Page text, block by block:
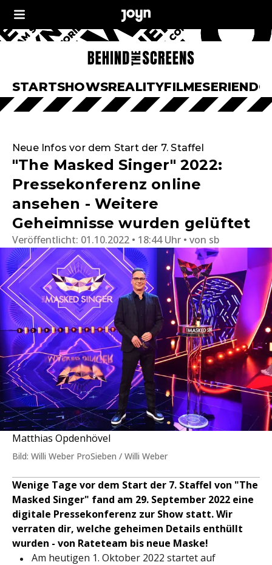
STARTSHOWSREALITYFILMESERIEN
Neue Infos vor dem Start der 7. Staffel
"The Masked Singer" 2022:
Pressekonferenz online
ansehen - Weitere
Geheimnisse wurden gelüftet
Veröffentlicht: 01.10.2022 • 18:44 Uhr von sb
Matthias Opdenhövel
Bild: Willi Weber ProSieben / Willi Weber
Wenige Tage vor dem Start der 7. Staffel von "The
Masked Singer" fand am 29. September 2022 eine
digitale Pressekonferenz zur Show statt. Wir
verraten dir, welche geheimen Details enthüllt
wurden - von Rateteam bis neue Maske!
Am heutigen 1. Oktober 2022 startet auf